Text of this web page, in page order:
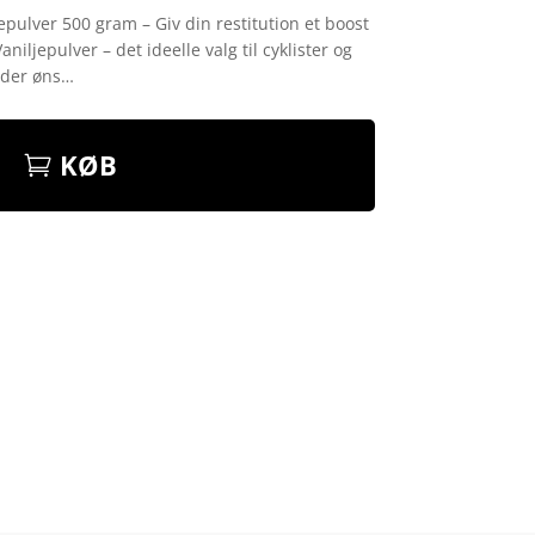
500 gram – Giv din restitution et boost
– det ideelle valg til cyklister og
øns…
KØB